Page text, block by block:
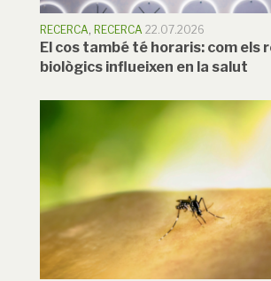
RECERCA, RECERCA 22.07.2026
El cos també té horaris: com els
biològics influeixen en la salut